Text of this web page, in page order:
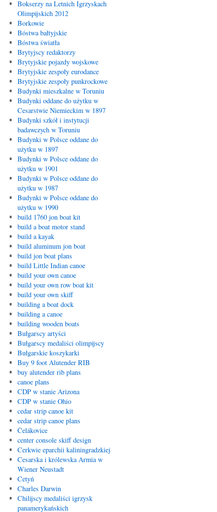
Bokserzy na Letnich Igrzyskach
Olimpijskich 2012
Borkowie
Bóstwa bałtyjskie
Bóstwa światła
Brytyjscy redaktorzy
Brytyjskie pojazdy wojskowe
Brytyjskie zespoły eurodance
Brytyjskie zespoły punkrockowe
Budynki mieszkalne w Toruniu
Budynki oddane do użytku w
Cesarstwie Niemieckim w 1897
Budynki szkół i instytucji
badawczych w Toruniu
Budynki w Polsce oddane do
użytku w 1897
Budynki w Polsce oddane do
użytku w 1901
Budynki w Polsce oddane do
użytku w 1987
Budynki w Polsce oddane do
użytku w 1990
build 1760 jon boat kit
build a boat motor stand
build a kayak
build aluminum jon boat
build jon boat plans
build Little Indian canoe
build your own canoe
build your own row boat kit
build your own skiff
building a boat dock
building a canoe
building wooden boats
Bułgarscy artyści
Bułgarscy medaliści olimpijscy
Bułgarskie koszykarki
Buy 9 foot Alutender RIB
buy alutender rib plans
canoe plans
CDP w stanie Arizona
CDP w stanie Ohio
cedar strip canoe kit
cedar strip canoe plans
Čelákovice
center console skiff design
Cerkwie eparchii kaliningradzkiej
Cesarska i królewska Armia w
Wiener Neustadt
Cetyń
Charles Darwin
Chilijscy medaliści igrzysk
panamerykańskich